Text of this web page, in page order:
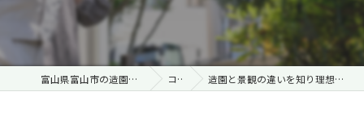
富山県富山市の造園なら有限会社尾川造園 コラム 造園と景観の違いを知り理想の空間を創るポイントと実例